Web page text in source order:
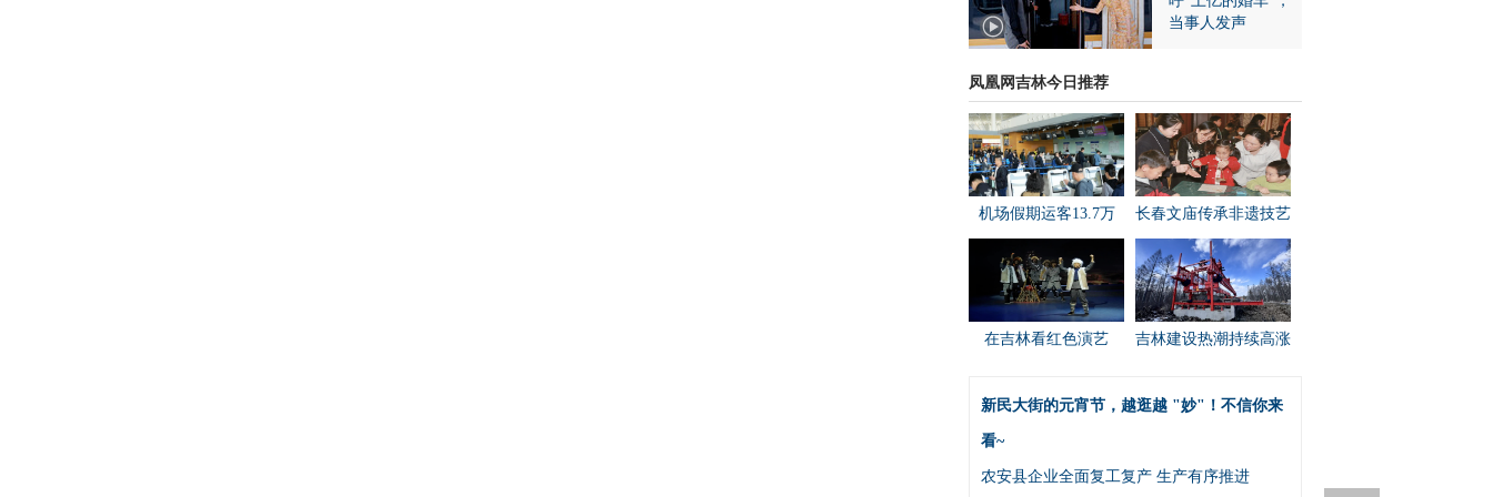
当事人发声
凤凰网吉林今日推荐
机场假期运客13.7万 长春文庙传承非遗技艺
在吉林看红色演艺 吉林建设热潮持续高涨
新民大街的元宵节，越逛越 "妙"！不信你来
看~
农安县企业全面复工复产 生产有序推进